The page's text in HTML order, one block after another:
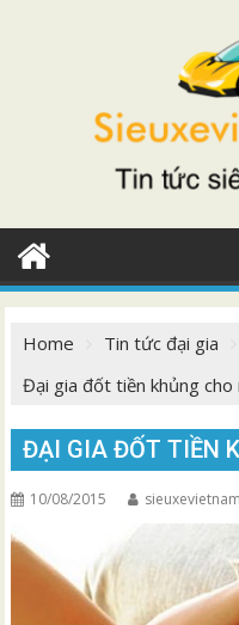
Home
Tin tức đại gia
Đại gia đốt tiền khủng cho
ĐẠI GIA ĐỐT TIỀN
10/08/2015 sieuxevietnam